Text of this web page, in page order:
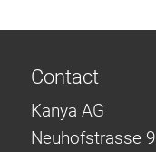
Contact
Kanya AG
Neuhofstrasse 9